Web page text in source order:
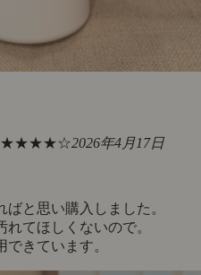
★★★★☆2026年4月17日
と思い購入しました。
てほしくないので。
きています。